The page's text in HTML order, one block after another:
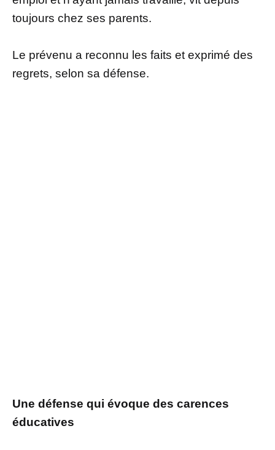
toujours chez ses parents.
Le prévenu a reconnu les faits et exprimé des
regrets, selon sa défense.
Une défense qui évoque des carences
éducatives